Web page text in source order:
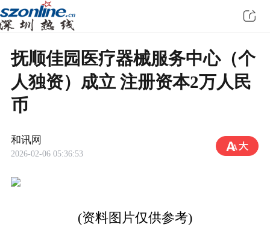
抚顺佳园医疗器械服务中心（个
人独资）成立 注册资本2万人民
币
和讯网
2026-02-06 05:36:53
(资料图片仅供参考)